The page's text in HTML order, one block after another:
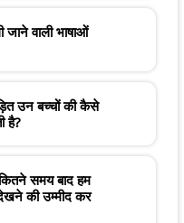
वाली भाषाओं
उन बच्चों की कैसे
है?
समय बाद हम
की उम्मीद कर